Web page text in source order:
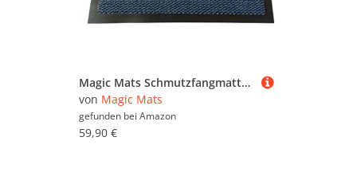
Magic Mats Schmutzfangmatte Türmatte Bern Farbe Blau ca. 90 x 250 cm
von Magic Mats
gefunden bei Amazon
59,90 €